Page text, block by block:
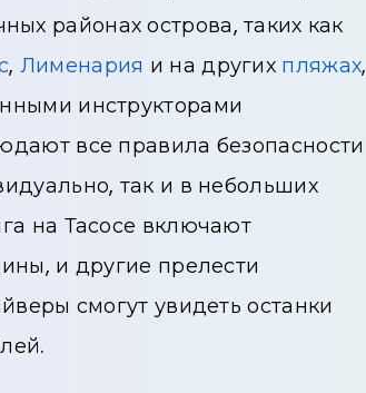
районах острова, таких как
, Лименария и на других пляжах,
инструкторами
все правила безопасности
так и в небольших
на Тасосе включают
и другие прелести
смогут увидеть останки